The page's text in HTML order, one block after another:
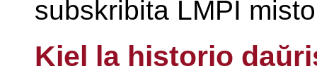
subskribita LMPI
Kiel la historio